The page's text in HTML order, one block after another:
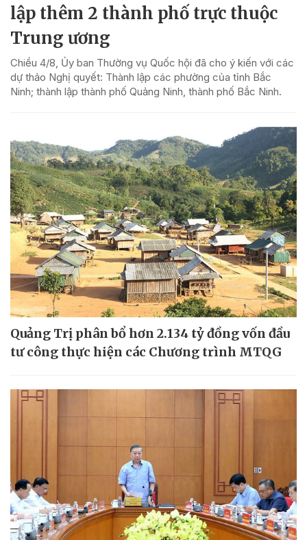
lập thêm 2 thành phố trực thuộc
Trung ương
Chiều 4/8, Ủy ban Thường vụ Quốc hội đã cho ý kiến với các
dự thảo Nghị quyết: Thành lập các phường của tỉnh Bắc
Ninh; thành lập thành phố Quảng Ninh, thành phố Bắc Ninh.
Quảng Trị phân bổ hơn 2.134 tỷ đồng vốn đầu
tư công thực hiện các Chương trình MTQG